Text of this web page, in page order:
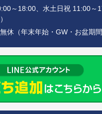
～18:00、水土日祝 11:00～
休（年末年始・GW・お盆期間